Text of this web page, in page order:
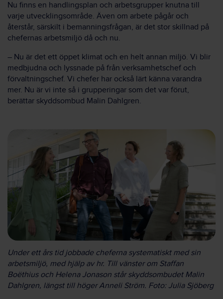
Nu finns en handlingsplan och arbetsgrupper knutna till
varje utvecklingsområde. Även om arbete pågår och
återstår, särskilt i bemanningsfrågan, är det stor skillnad på
chefernas arbetsmiljö då och nu.
– Nu är det ett öppet klimat och en helt annan miljö. Vi blir
medbjudna och lyssnade på från verksamhetschef och
förvaltningschef. Vi chefer har också lärt känna varandra
mer. Nu är vi inte så i grupperingar som det var förut,
berättar skyddsombud Malin Dahlgren.
Under ett års tid jobbade cheferna systematiskt med sin
arbetsmiljö, med hjälp av hr. Till vänster om Staffan
Boëthius och Helena Jonason står skyddsombudet Malin
Dahlgren, längst till höger Anneli Ström. Foto: Julia Sjöberg